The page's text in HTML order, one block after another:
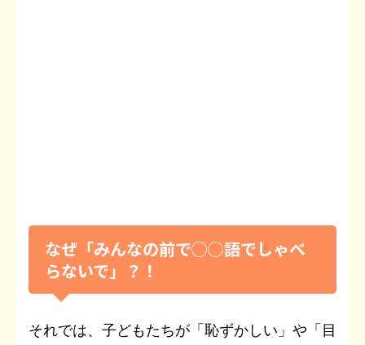
なぜ「みんなの前で◯◯語でしゃべ
らないで」？！
それでは、子どもたちが「恥ずかしい」や「目